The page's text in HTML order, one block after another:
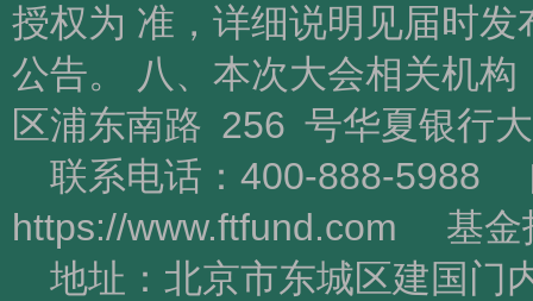
授权为 准，详细说明见届时
公告。 八、本次大会相关机
区浦东南路 256 号华夏银行
联系电话：400-888-5988
https://www.ftfund.com 基金
地址：北京市东城区建国